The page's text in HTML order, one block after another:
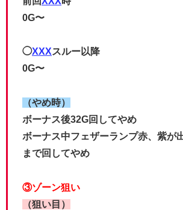
0G〜
◯XXXスルー以降
0G〜
（やめ時）
ボーナス後32G回してやめ
ボーナス中フェザーランプ赤、紫が
まで回してやめ
③ゾーン狙い
（狙い目）